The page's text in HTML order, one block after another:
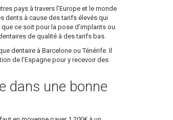
pays à travers l’Europe et le monde
dents à cause des tarifs élevés qui
ce soit pour la pose d’implants ou
de qualité à des tarifs bas.
dentaire à Barcelone ou Ténérife. Il
de l’Espagne pour y recevoir des
dans une bonne